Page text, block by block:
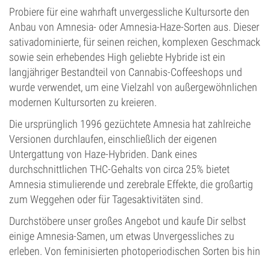
Probiere für eine wahrhaft unvergessliche Kultursorte den
Anbau von Amnesia- oder Amnesia-Haze-Sorten aus. Dieser
sativadominierte, für seinen reichen, komplexen Geschmack
sowie sein erhebendes High geliebte Hybride ist ein
langjähriger Bestandteil von Cannabis-Coffeeshops und
wurde verwendet, um eine Vielzahl von außergewöhnlichen
modernen Kultursorten zu kreieren.
Die ursprünglich 1996 gezüchtete Amnesia hat zahlreiche
Versionen durchlaufen, einschließlich der eigenen
Untergattung von Haze-Hybriden. Dank eines
durchschnittlichen THC-Gehalts von circa 25% bietet
Amnesia stimulierende und zerebrale Effekte, die großartig
zum Weggehen oder für Tagesaktivitäten sind.
Durchstöbere unser großes Angebot und kaufe Dir selbst
einige Amnesia-Samen, um etwas Unvergessliches zu
erleben. Von feminisierten photoperiodischen Sorten bis hin